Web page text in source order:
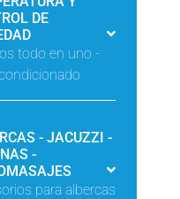
DE
todo en uno -
- JACUZZI -
-
para albercas